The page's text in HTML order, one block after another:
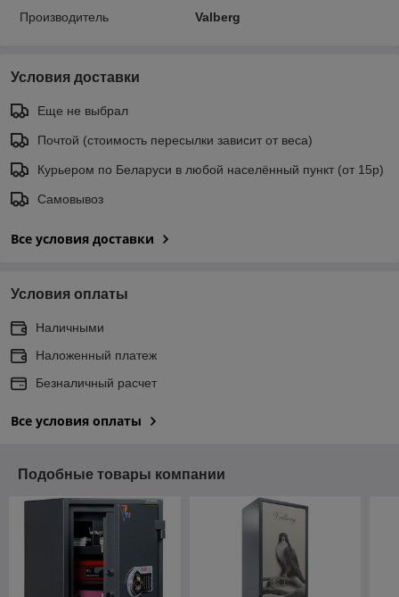
Производитель Valberg
Условия доставки
Еще не выбрал
Почтой (стоимость пересылки зависит от веса)
Курьером по Беларуси в любой населённый пункт (от 15р)
Самовывоз
Все условия доставки
Условия оплаты
Наличными
Наложенный платеж
Безналичный расчет
Все условия оплаты
Подобные товары компании